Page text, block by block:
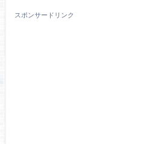
スポンサードリンク